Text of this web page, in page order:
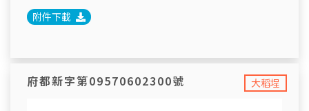
附件下載
大稻埕
府都新字第09570602300號